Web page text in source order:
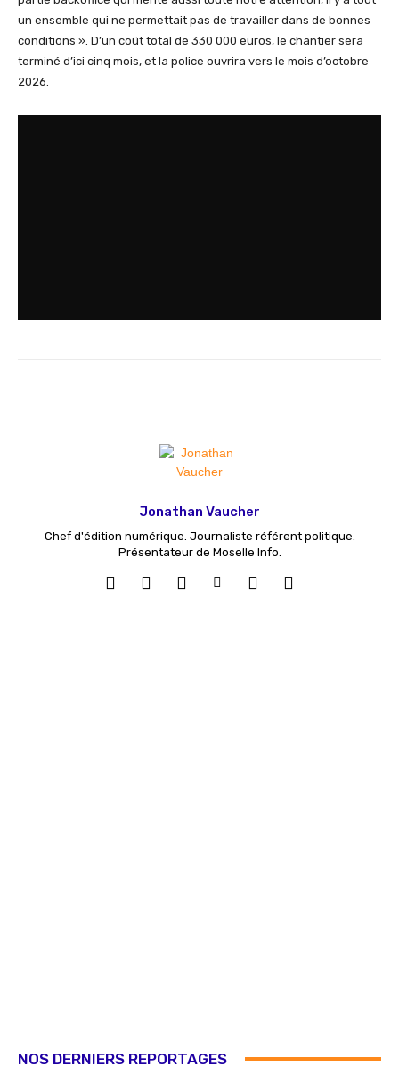
un ensemble qui ne permettait pas de travailler dans de bonnes
conditions ». D’un coût total de 330 000 euros, le chantier sera
terminé d’ici cinq mois, et la police ouvrira vers le mois d’octobre
2026.
Jonathan Vaucher
Chef d'édition numérique. Journaliste référent politique.
Présentateur de Moselle Info.
NOS DERNIERS REPORTAGES